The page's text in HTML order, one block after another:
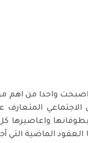
واحدا من اهم
المتعارف
واعاصيرها
العقود الماضية